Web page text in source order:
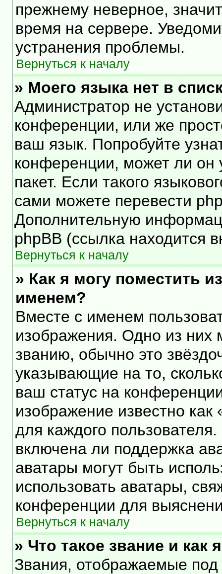
прежнему неверное,
время на сервере.
устранения проблемы.
Вернуться к началу
» Моего языка нет в
Администратор не
конференции, или же
ваш язык. Попробуйте
конференции, может ли он
пакет. Если такого
сами можете перевести
Дополнительную
phpBB (ссылка находится
Вернуться к началу
» Как я могу поместить
именем?
Вместе с именем
изображения. Одно из них
званию, обычно это
указывающие на то,
ваш статус на
изображение известно
для каждого
включена ли поддержка
аватары могут быть
использовать аватары,
конференции для
Вернуться к началу
» Что такое звание и как
Звания, отображаемые